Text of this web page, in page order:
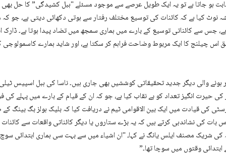
ہو جاتا ہے تو یہ ایک طویل عرصے سے موجود مسئلے "ہبل کشیدگی” کا حل
نوٹ کیا ہے کہ کائنات کی توسیع مختلف رفتار سے ہوتی دکھائی دیتی ہے، جو کہ
جس سے کائناتی توسیع کے بارے میں ہماری سمجھ میں تضاد پیدا ہوتا ہے۔ ڈارک
اس چیلنج کا ایک مربوط وضاحت فراہم کر سکتا ہے، اور شاید ہمارے کاسمولوجی
پر ہونے والی دیگر جدید تحقیقاتی کوششیں بھی جاری ہیں۔ ناسا کی ہبل اسپیس
کی حیرت انگیز تعداد کو بے نقاب کیا ہے، جو کہ ان کے قیام کے بارے میں پہلے کی
کی قیادت میں ایک بین الاقوامی ٹیم نے دریافت کیا کہ بلیک ہولز بگ بینگ
بات کی نشاندہی کرتے ہیں کہ یہ بڑے ستاروں یا دیگر کائناتی واقعات سے کائنات
کی شریک مصنف ایلس یانگ نے کہا، "ان اشیاء میں سے بہت سی ہماری ابتدائی
ابتدائی وقتوں میں سوچا تھا۔”